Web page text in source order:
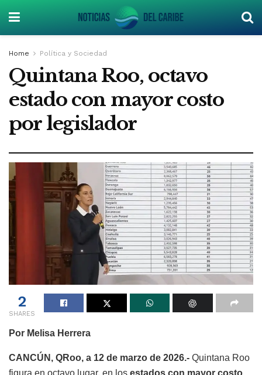
Home Política y Sociedad
Quintana Roo, octavo
estado con mayor costo
por legislador
2
SHARES
Por Melisa Herrera
CANCÚN, QRoo, a 12 de marzo de 2026.- Quintana Roo
figura en octavo lugar, en los estados con mayor costo